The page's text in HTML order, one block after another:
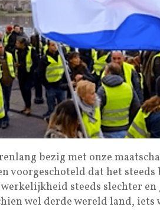
bezig met onze
voorgeschoteld dat het steeds
steeds slechter
wel derde wereld land,